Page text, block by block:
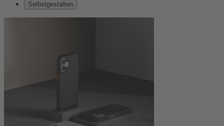
Selbstgestalten